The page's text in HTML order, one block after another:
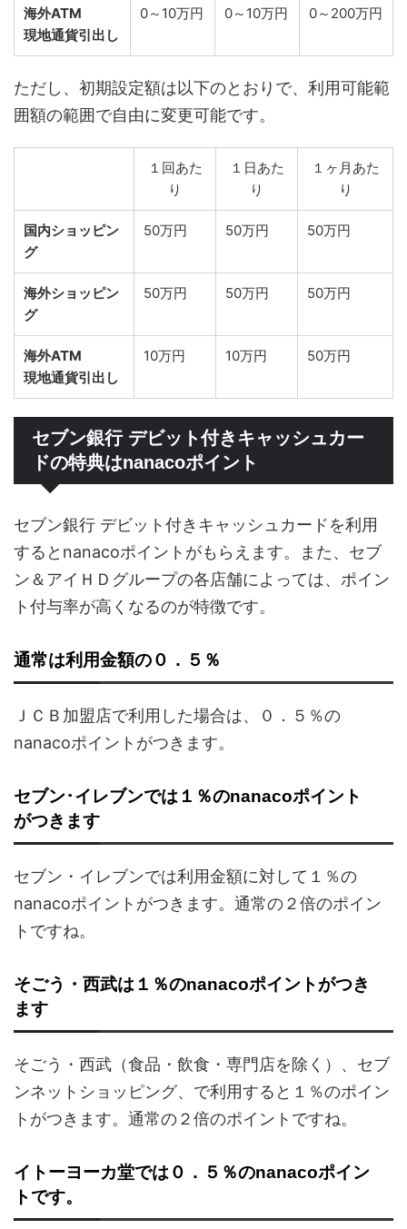
海外ATM
現地通貨引出し
0～10万円 0～10万円 0～200万円
ただし、初期設定額は以下のとおりで、利用可能範
囲額の範囲で自由に変更可能です。
１回あた
り
１日あた
り
１ヶ月あた
り
国内ショッピン
グ
50万円 50万円 50万円
海外ショッピン
グ
50万円 50万円 50万円
海外ATM
現地通貨引出し
10万円 10万円 50万円
セブン銀行 デビット付きキャッシュカー
ドの特典はnanacoポイント
セブン銀行 デビット付きキャッシュカードを利用
するとnanacoポイントがもらえます。また、セブ
ン＆アイＨＤグループの各店舗によっては、ポイン
ト付与率が高くなるのが特徴です。
通常は利用金額の０．５％
ＪＣＢ加盟店で利用した場合は、０．５％の
nanacoポイントがつきます。
セブン･イレブンでは１％のnanacoポイント
がつきます
セブン・イレブンでは利用金額に対して１％の
nanacoポイントがつきます。通常の２倍のポイン
トですね。
そごう・西武は１％のnanacoポイントがつき
ます
そごう・西武（食品・飲食・専門店を除く）、セブ
ンネットショッピング、で利用すると１％のポイン
トがつきます。通常の２倍のポイントですね。
イトーヨーカ堂では０．５％のnanacoポイン
トです。